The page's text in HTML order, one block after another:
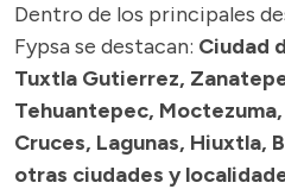
Dentro de los principales
Fypsa se destacan: Ciudad
Tuxtla Gutierrez,
Tehuantepec,
Cruces, Lagunas, Hiuxtla,
otras ciudades y